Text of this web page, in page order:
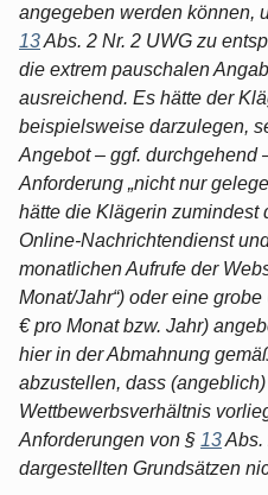
angegeben werden können,
13Abs. 2 Nr. 2 UWG zu
die extrem pauschalen
ausreichend. Es hätte der
beispielsweise darzulegen,
Angebot – ggf. durchgehend
Anforderung „nicht nur
hätte die Klägerin zumindest
Online-Nachrichtendienst
monatlichen Aufrufe der
Monat/Jahr“) oder eine
€ pro Monat bzw. Jahr)
hier in der Abmahnung
abzustellen, dass
Wettbewerbsverhältnis
Anforderungen von § 13Abs.
dargestellten Grundsätzen